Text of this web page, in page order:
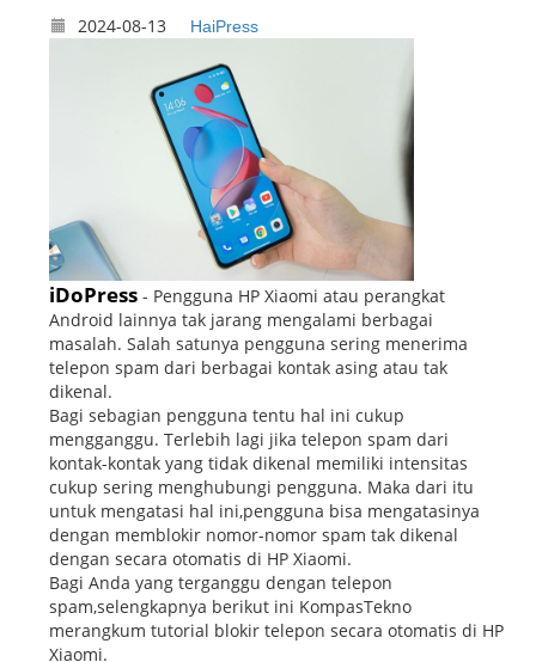
2024-08-13 HaiPress
iDoPress - Pengguna HP Xiaomi atau perangkat
Android lainnya tak jarang mengalami berbagai
masalah. Salah satunya pengguna sering menerima
telepon spam dari berbagai kontak asing atau tak
dikenal.
Bagi sebagian pengguna tentu hal ini cukup
mengganggu. Terlebih lagi jika telepon spam dari
kontak-kontak yang tidak dikenal memiliki intensitas
cukup sering menghubungi pengguna. Maka dari itu
untuk mengatasi hal ini,pengguna bisa mengatasinya
dengan memblokir nomor-nomor spam tak dikenal
dengan secara otomatis di HP Xiaomi.
Bagi Anda yang terganggu dengan telepon
spam,selengkapnya berikut ini KompasTekno
merangkum tutorial blokir telepon secara otomatis di HP
Xiaomi.